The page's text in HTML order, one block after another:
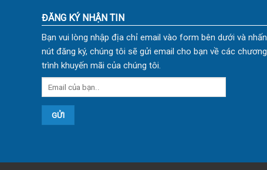
ĐĂNG KÝ NHẬN TIN
Bạn vui lòng nhập địa chỉ email vào form bên dưới và nhấn
nút đăng ký, chúng tôi sẽ gửi email cho bạn về các chương
trình khuyến mãi của chúng tôi.